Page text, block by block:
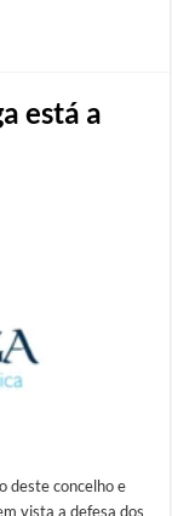
está a
deste concelho e
vista a defesa dos